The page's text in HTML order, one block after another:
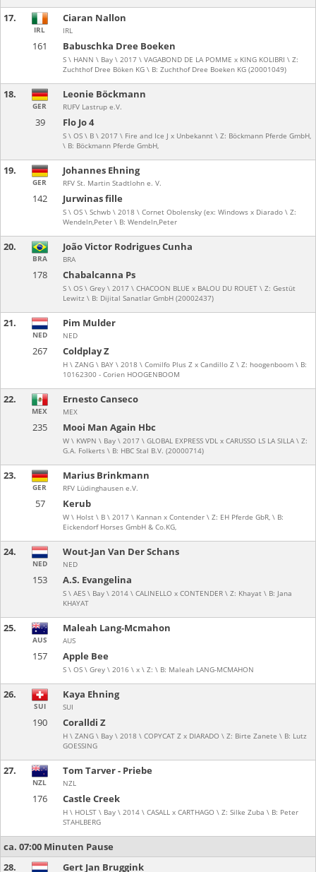
17.
161 Babuschka Dree Boeken
S \ HANN \ Bay \ 2017 \ VAGABOND DE LA POMME x KING KOLIBRI \ Z:
Zuchthof Dree Böken KG \ B: Zuchthof Dree Boeken KG (20001049)
IRL
Ciaran Nallon
IRL
18.
39 Flo Jo 4
S \ OS \ B \ 2017 \ Fire and Ice J x Unbekannt \ Z: Böckmann Pferde GmbH,
\ B: Böckmann Pferde GmbH,
GER
Leonie Böckmann
RUFV Lastrup e.V.
19.
142 Jurwinas fille
S \ OS \ Schwb \ 2018 \ Cornet Obolensky (ex: Windows x Diarado \ Z:
Wendeln,Peter \ B: Wendeln,Peter
GER
Johannes Ehning
RFV St. Martin Stadtlohn e. V.
20.
178 Chabalcanna Ps
S \ OS \ Grey \ 2017 \ CHACOON BLUE x BALOU DU ROUET \ Z: Gestüt
Lewitz \ B: Dijital Sanatlar GmbH (20002437)
BRA
João Victor Rodrigues Cunha
BRA
21.
267 Coldplay Z
H \ ZANG \ BAY \ 2018 \ Comilfo Plus Z x Candillo Z \ Z: hoogenboom \ B:
10162300 - Corien HOOGENBOOM
NED
Pim Mulder
NED
22.
235 Mooi Man Again Hbc
W \ KWPN \ Bay \ 2017 \ GLOBAL EXPRESS VDL x CARUSSO LS LA SILLA \ Z:
G.A. Folkerts \ B: HBC Stal B.V. (20000714)
MEX
Ernesto Canseco
MEX
23.
57 Kerub
W \ Holst \ B \ 2017 \ Kannan x Contender \ Z: EH Pferde GbR, \ B:
Eickendorf Horses GmbH & Co.KG,
GER
Marius Brinkmann
RFV Lüdinghausen e.V.
24.
153 A.S. Evangelina
S \ AES \ Bay \ 2014 \ CALINELLO x CONTENDER \ Z: Khayat \ B: Jana
KHAYAT
NED
Wout-Jan Van Der Schans
NED
25.
157 Apple Bee
S \ OS \ Grey \ 2016 \ x \ Z: \ B: Maleah LANG-MCMAHON
AUS
Maleah Lang-Mcmahon
AUS
26.
190 Coralldi Z
H \ ZANG \ Bay \ 2018 \ COPYCAT Z x DIARADO \ Z: Birte Zanete \ B: Lutz
GOESSING
SUI
Kaya Ehning
SUI
27.
176 Castle Creek
H \ HOLST \ Bay \ 2014 \ CASALL x CARTHAGO \ Z: Silke Zuba \ B: Peter
STAHLBERG
NZL
Tom Tarver - Priebe
NZL
ca. 07:00 Minuten Pause
28.
Gert Jan Bruggink